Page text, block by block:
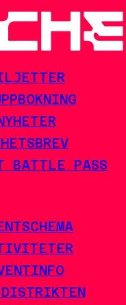
BATTLE PASS